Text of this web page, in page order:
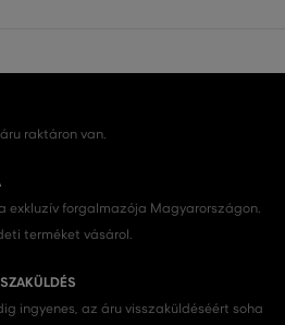
raktáron van.
exkluzív forgalmazója Magyarországon.
terméket vásárol.
ingyenes, az áru visszaküldéséért soha